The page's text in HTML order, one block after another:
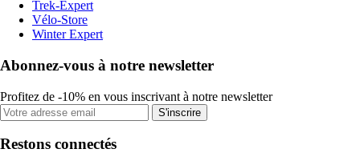
Trek-Expert
Vélo-Store
Winter Expert
Abonnez-vous à notre newsletter
Profitez de -10% en vous inscrivant à notre newsletter
S'inscrire
Restons connectés